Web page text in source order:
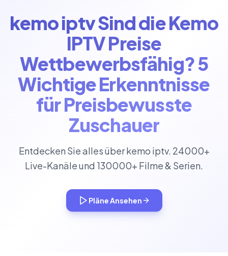
kemo iptv Sind die Kemo
IPTV Preise
Wettbewerbsfähig? 5
Wichtige Erkenntnisse
für Preisbewusste
Zuschauer
Entdecken Sie alles über kemo iptv. 24000+
Live-Kanäle und 130000+ Filme & Serien.
Pläne Ansehen